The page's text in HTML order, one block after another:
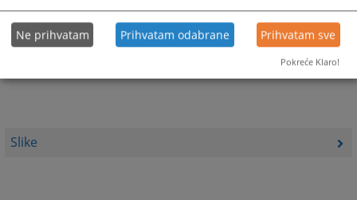
Slike
dates.
dates.
Ne prihvatam Prihvatam odabrane Prihvatam sve
Pokreće Klaro!